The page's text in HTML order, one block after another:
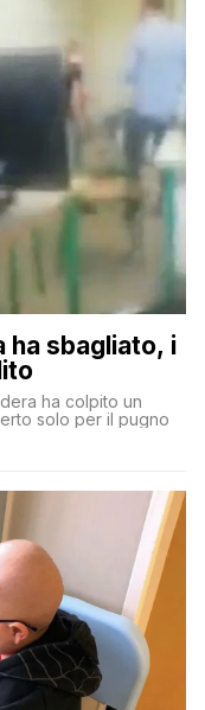
ha sbagliato, i
ha colpito un
solo per il pugno